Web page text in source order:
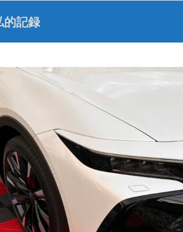
的記録